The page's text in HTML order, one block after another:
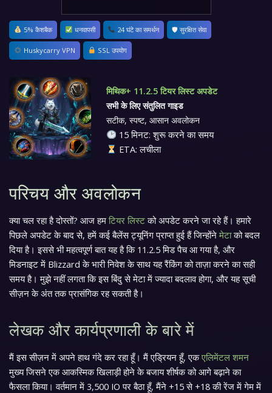
5% कैशबैक धनवापसी 24 घंटे का समर्थन 🛡 सुरक्षित सेवा
Huskycarry VPN SSL उपयोग
मिथिक+ 11.2.5 टियर लिस्ट अपडेट
सभी के लिए संतुलित गाइड
सटीक, स्पष्ट, आसान अवलोकन
15 मिनट: शुरू करने का समय
ETA: लचीला
परिचय और अवलोकन
क्या चल रहा है दोस्तों? आज हमटियर लिस्टको अपडेट करने जा रहे हैं। हमारे
पिछले अपडेट के बाद से, हमें कई बैलेंस ट्यूनिंग प्राप्त हुई हैं जिन्होंनेमेटाको बदल
दिया है। इससे भी महत्वपूर्ण बात यह है कि 11.2.5 मिड पैच आ गया है, और
मिडनाइट में Blizzard के भारी निवेश के साथ यह रैंकिंग को ताज़ा करने का सही
समय है। मुझे नहीं लगता कि इस बिंदु से मेटा में ज्यादा बदलाव होगा, और यह सूची
सीज़न के अंत तक प्रासंगिक रह सकती है।
लेखक और कार्यप्रणाली के बारे में
मैं इस सीज़न में अपने हाथ गंदे कर रहा हूँ। मैं एड्रियन हूँ, एकएलिमेंटल शमन
मुख्य जिसने एक आकस्मिक खिलाड़ी होने के बजाय शीर्षक को आगे बढ़ाने का
फैसला किया। वर्तमान में 3,500 IO पर बैठा हूँ, मैंने +15 से +18 की रेंज में गेम में